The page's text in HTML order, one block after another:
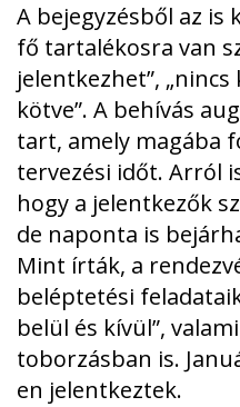
A bejegyzésből az
fő tartalékosra van
jelentkezhet”,
kötve”. A behívás
tart, amely magába
tervezési időt. Arról
hogy a jelentkezők
de naponta is
Mint írták, a
beléptetési
belül és kívül”,
toborzásban is.
en jelentkeztek.